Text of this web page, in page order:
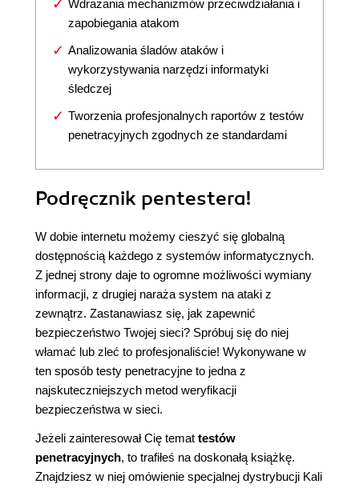
Wdrażania mechanizmów przeciwdziałania i
zapobiegania atakom
Analizowania śladów ataków i
wykorzystywania narzędzi informatyki
śledczej
Tworzenia profesjonalnych raportów z testów
penetracyjnych zgodnych ze standardami
Podręcznik pentestera!
W dobie internetu możemy cieszyć się globalną
dostępnością każdego z systemów informatycznych.
Z jednej strony daje to ogromne możliwości wymiany
informacji, z drugiej naraża system na ataki z
zewnątrz. Zastanawiasz się, jak zapewnić
bezpieczeństwo Twojej sieci? Spróbuj się do niej
włamać lub zleć to profesjonaliście! Wykonywane w
ten sposób testy penetracyjne to jedna z
najskuteczniejszych metod weryfikacji
bezpieczeństwa w sieci.
Jeżeli zainteresował Cię temat testów
penetracyjnych, to trafiłeś na doskonałą książkę.
Znajdziesz w niej omówienie specjalnej dystrybucji Kali